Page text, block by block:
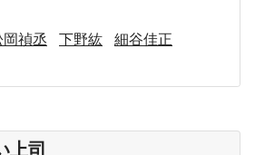
岡禎丞 下野紘
細谷佳正
上司